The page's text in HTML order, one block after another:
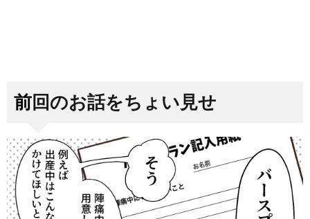
前回のお話をちょい見せ